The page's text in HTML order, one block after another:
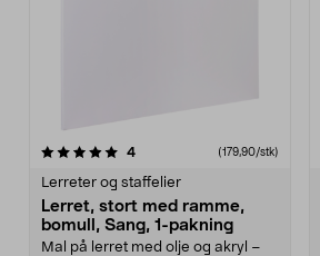
4anmeldelser (179,90/stk)
Lerreter og staffelier
Lerret, stort med ramme,
bomull, Sang, 1-pakning
Mal på lerret med olje og akryl –
4.5 av 5 stjerner